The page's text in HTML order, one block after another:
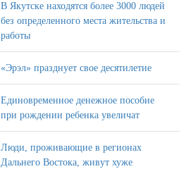
В Якутске находятся более 3000 людей
без определенного места жительства и
работы
«Эрэл» празднует свое десятилетие
Единовременное денежное пособие
при рождении ребенка увеличат
Люди, проживающие в регионах
Дальнего Востока, живут хуже